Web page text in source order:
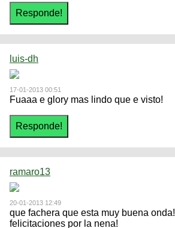
luis-dh
17-01-2013 00:51
Fuaaa e glory mas lindo que e visto!
ramaro13
20-01-2013 12:49
que fachera que esta muy buena onda!
felicitaciones por la nena!